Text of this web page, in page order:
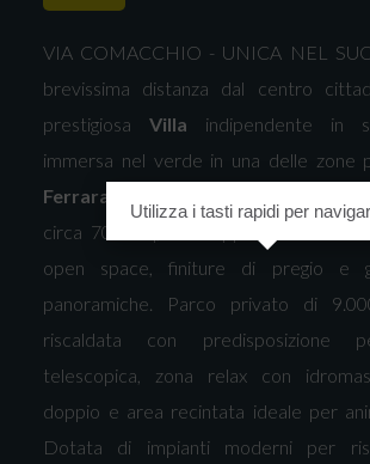
VIA COMACCHIO - UNICA NEL
brevissima distanza dal centro
prestigiosaVilla indipendente in
immersa nel verde in una delle zone
Ferrara
. La proprietà, con una
circa 700 mq, si sviluppa su tre livelli
open space, finiture di pregio e
panoramiche. Parco privato di
riscaldata con predisposizione
telescopica, zona relax con
doppio e area recintata ideale per
Dotata di impianti moderni per
Utilizza i tasti rapidi per